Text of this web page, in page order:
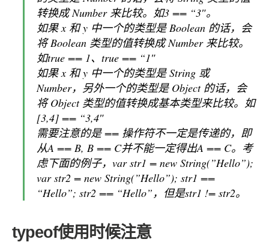
转换成 Number 来比较。如3 == “3″。
如果 x 和 y 中一个的类型是 Boolean 的话，会
将 Boolean 类型的值转换成 Number 来比较。
如true == 1、true == “1″
如果 x 和 y 中一个的类型是 String 或
Number，另外一个的类型是 Object 的话，会
将 Object 类型的值转换成基本类型来比较。如
[3,4] == “3,4″
需要注意的是 == 操作符不一定是传递的，即
从A == B, B == C并不能一定得出A == C。考
虑下面的例子，var str1 = new String(”Hello”);
var str2 = new String(”Hello”); str1 ==
“Hello”; str2 == “Hello”，但是str1 != str2。
typeof使用时候注意